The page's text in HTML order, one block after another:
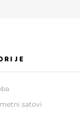
satovi